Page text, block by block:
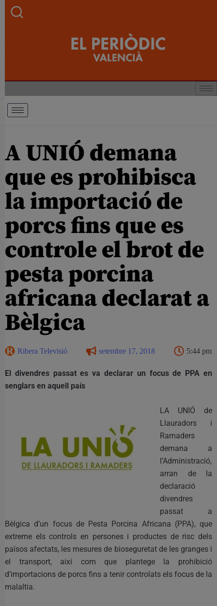
A UNIÓ demana
que es prohibisca
la importació de
porcs fins que es
controle el brot de
pesta porcina
africana declarat a
Bèlgica
Ribera Televisió setembre 17, 2018 5:44 pm
El divendres passat es va declarar un focus de PPA en
senglars en aquell país
LA UNIÓ de
Llauradors i
Ramaders
demana a
l’Administració,
arran de la
declaració
divendres
passat a
Bèlgica d’un focus de Pesta Porcina Africana (PPA), que
extreme els controls en persones i productes de risc dels
països afectats, les mesures de bioseguretat de les granges i
el transport, així com que plantege la prohibició
d’importacions de porcs fins a tenir controlats els focus de la
malaltia.